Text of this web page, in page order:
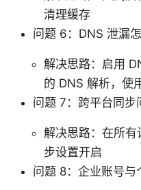
清理缓存
问题 6：DNS 泄漏怎
解决思路：启用
的 DNS 解析，使
问题 7：跨平台同步
解决思路：在所有
步设置开启
问题 8：企业账号与